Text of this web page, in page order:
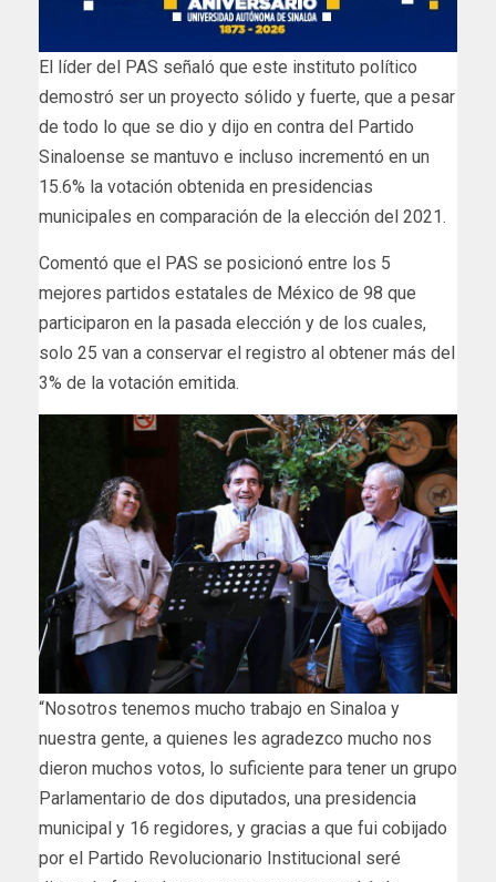
El líder del PAS señaló que este instituto político
demostró ser un proyecto sólido y fuerte, que a pesar
de todo lo que se dio y dijo en contra del Partido
Sinaloense se mantuvo e incluso incrementó en un
15.6% la votación obtenida en presidencias
municipales en comparación de la elección del 2021.
Comentó que el PAS se posicionó entre los 5
mejores partidos estatales de México de 98 que
participaron en la pasada elección y de los cuales,
solo 25 van a conservar el registro al obtener más del
3% de la votación emitida.
“Nosotros tenemos mucho trabajo en Sinaloa y
nuestra gente, a quienes les agradezco mucho nos
dieron muchos votos, lo suficiente para tener un grupo
Parlamentario de dos diputados, una presidencia
municipal y 16 regidores, y gracias a que fui cobijado
por el Partido Revolucionario Institucional seré